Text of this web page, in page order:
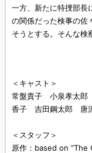
一方、新たに特捜部長
の関係だった検事の佐
そうとする。そんな検
＜キャスト＞
常盤貴子 小泉孝太
香子 吉田鋼太郎 唐
＜スタッフ＞
原作：based on